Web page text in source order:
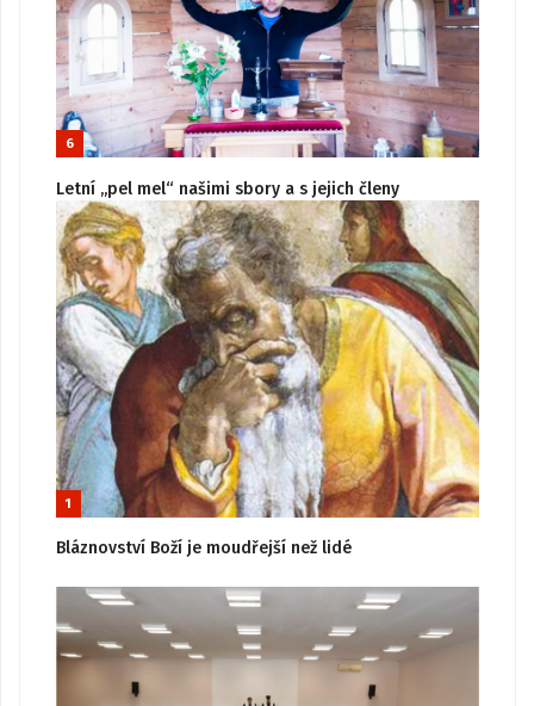
6
Letní „pel mel“ našimi sbory a s jejich členy
1
Bláznovství Boží je moudřejší než lidé